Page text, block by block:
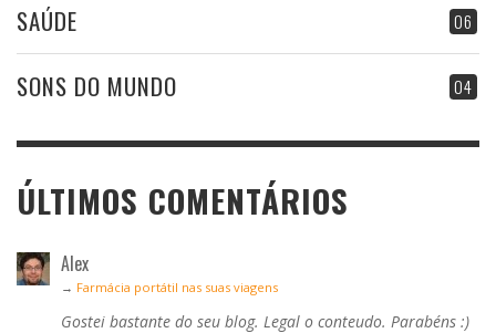
06
SAÚDE
04
SONS DO MUNDO
ÚLTIMOS COMENTÁRIOS
Alex
→ Farmácia portátil nas suas viagens
Gostei bastante do seu blog. Legal o conteudo. Parabéns :)